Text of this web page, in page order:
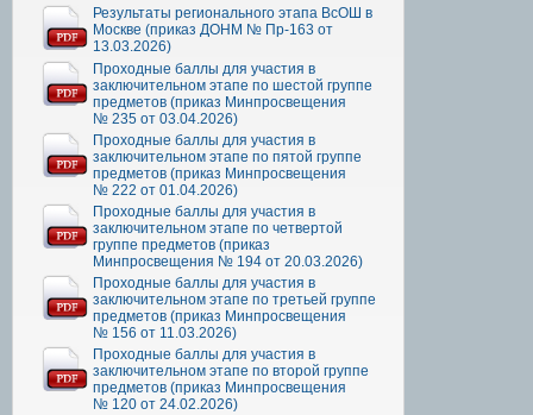
Результаты регионального этапа ВсОШ в
Москве (приказ ДОНМ № Пр-163 от
13.03.2026)
Проходные баллы для участия в
заключительном этапе по шестой группе
предметов (приказ Минпросвещения
№ 235 от 03.04.2026)
Проходные баллы для участия в
заключительном этапе по пятой группе
предметов (приказ Минпросвещения
№ 222 от 01.04.2026)
Проходные баллы для участия в
заключительном этапе по четвертой
группе предметов (приказ
Минпросвещения № 194 от 20.03.2026)
Проходные баллы для участия в
заключительном этапе по третьей группе
предметов (приказ Минпросвещения
№ 156 от 11.03.2026)
Проходные баллы для участия в
заключительном этапе по второй группе
предметов (приказ Минпросвещения
№ 120 от 24.02.2026)